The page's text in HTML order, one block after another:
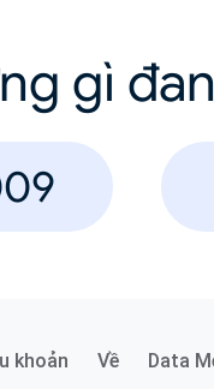
gì
khoản Về Data